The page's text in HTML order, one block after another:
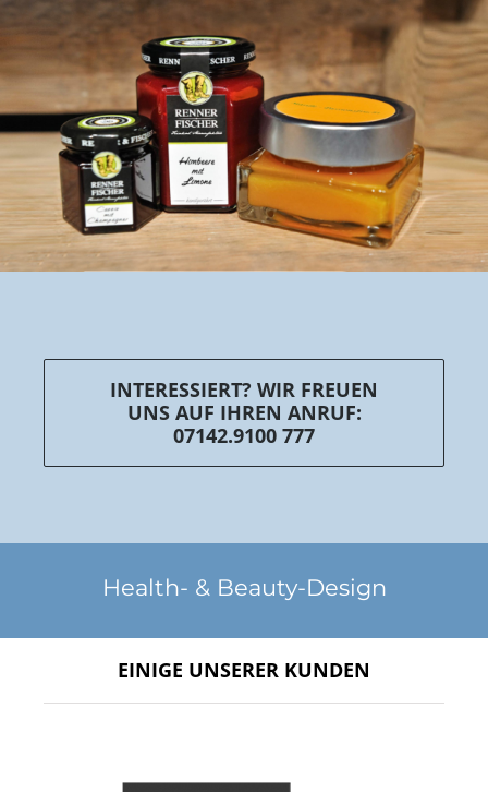
INTERESSIERT? WIR FREUEN
UNS AUF IHREN ANRUF:
07142.9100 777
Health- & Beauty-Design
EINIGE UNSERER KUNDEN